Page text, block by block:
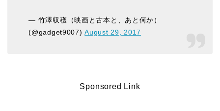
— 竹澤収穫（映画と古本と、あと何か）
(@gadget9007)August 29, 2017
Sponsored Link